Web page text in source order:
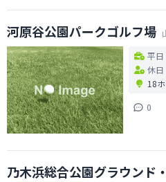
河原谷公園パークゴルフ場
平日
休日
18
0
乃木浜総合公園グラウンド